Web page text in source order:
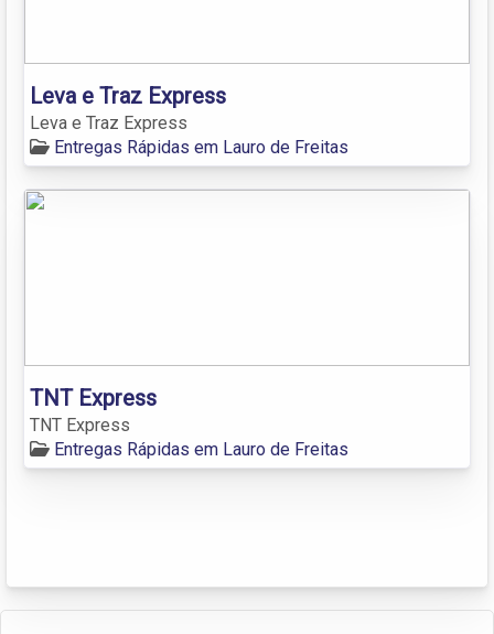
Leva e Traz Express
Leva e Traz Express
Entregas Rápidas em Lauro de Freitas
TNT Express
TNT Express
Entregas Rápidas em Lauro de Freitas